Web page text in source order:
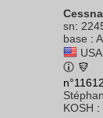
sn:
base :
USA
KOSH :